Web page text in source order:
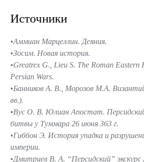
Источники
Аммиан Марцеллин. Деяния.
Зосим. Новая история.
Greatrex G., Lieu S. The Roman Eastern
Persian Wars.
Банников А. В., Морозов М.А.
вв.).
Вус О. В. Юлиан Апостат. Персидский
битвы у Туммара 26 июня 363 г.
Гиббон Э. История упадка и
империи.
Дмитриев В. А. “Персидский”